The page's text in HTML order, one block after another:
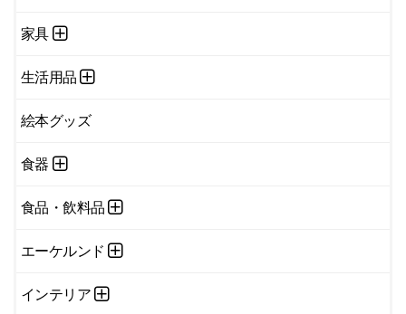
家具
生活用品
絵本グッズ
食器
食品・飲料品
エーケルンド
インテリア